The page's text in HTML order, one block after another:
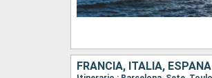
FRANCIA, ITALIA, ESPAÑA